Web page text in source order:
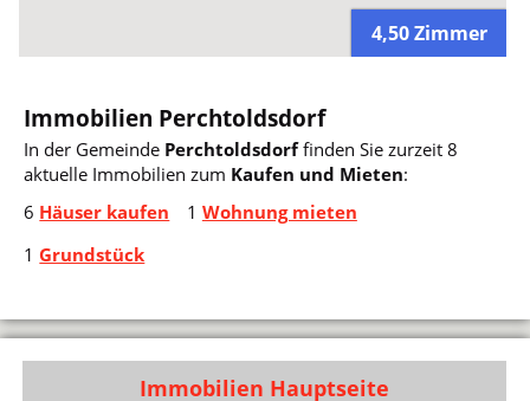
4,50 Zimmer
Immobilien Perchtoldsdorf
In der Gemeinde Perchtoldsdorffinden Sie zurzeit 8
aktuelle Immobilien zum Kaufen und Mieten:
6 Häuser kaufen 1 Wohnung mieten
1Grundstück
Immobilien Hauptseite